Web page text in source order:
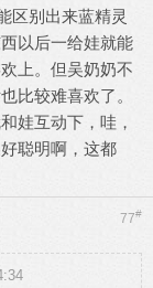
区别出来蓝精灵
以后一给娃就能
上。但吴奶奶不
比较难喜欢了。
娃互动下，哇，
聪明啊，这都
77#